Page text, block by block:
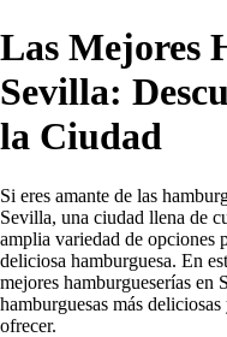
Las Mejores
Sevilla:
la Ciudad
Si eres amante de las
Sevilla, una ciudad llena de
amplia variedad de opciones
deliciosa hamburguesa. En
mejores hamburgueserías en
hamburguesas más
ofrecer.